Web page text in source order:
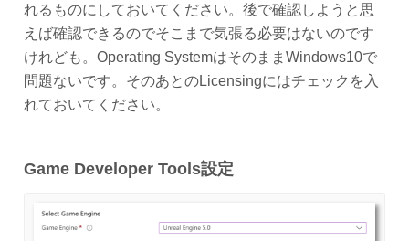
れるものにしておいてください。後で確認しようと思
えば確認できるのでそこまで気張る必要はないのです
けれども。Operating SystemはそのままWindows10で
問題ないです。そのあとのLicensingにはチェックを入
れておいてください。
Game Developer Tools設定